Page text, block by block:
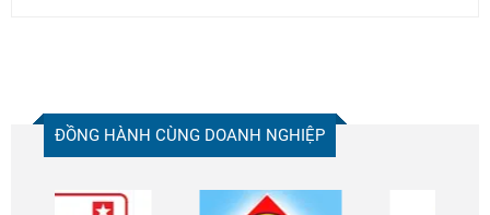
ĐỒNG HÀNH CÙNG DOANH NGHIỆP